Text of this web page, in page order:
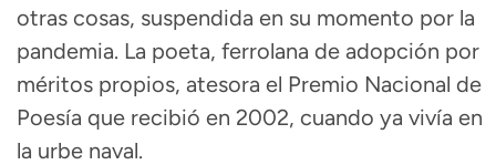
otras cosas, suspendida en su momento por la
pandemia. La poeta, ferrolana de adopción por
méritos propios, atesora el Premio Nacional de
Poesía que recibió en 2002, cuando ya vivía en
la urbe naval.